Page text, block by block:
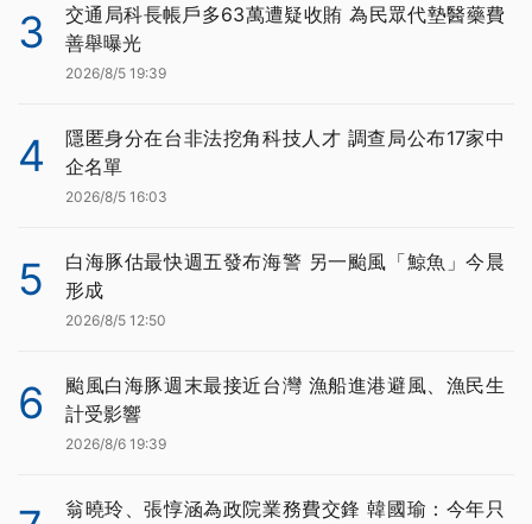
3
交通局科長帳戶多63萬遭疑收賄 為民眾代墊醫藥費
善舉曝光
2026/8/5 19:39
4
隱匿身分在台非法挖角科技人才 調查局公布17家中
企名單
2026/8/5 16:03
5
白海豚估最快週五發布海警 另一颱風「鯨魚」今晨
形成
2026/8/5 12:50
6
颱風白海豚週末最接近台灣 漁船進港避風、漁民生
計受影響
2026/8/6 19:39
翁曉玲、張惇涵為政院業務費交鋒 韓國瑜：今年只